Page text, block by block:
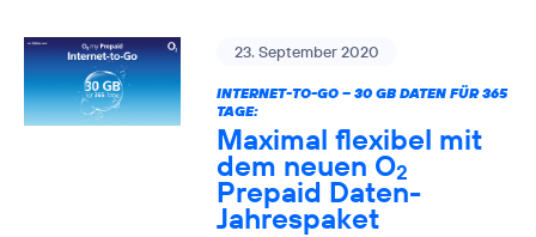
23. September 2020
INTERNET-TO-GO – 30 GB DATEN FÜR 365
TAGE:
Maximal flexibel mit
dem neuen O2
Prepaid Daten-
Jahrespaket